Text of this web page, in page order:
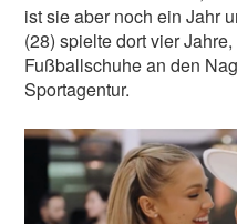
ist sie aber noch ein Jahr
(28) spielte dort vier
Fußballschuhe an den
Sportagentur.
L-MAG.de unterstütze ich!